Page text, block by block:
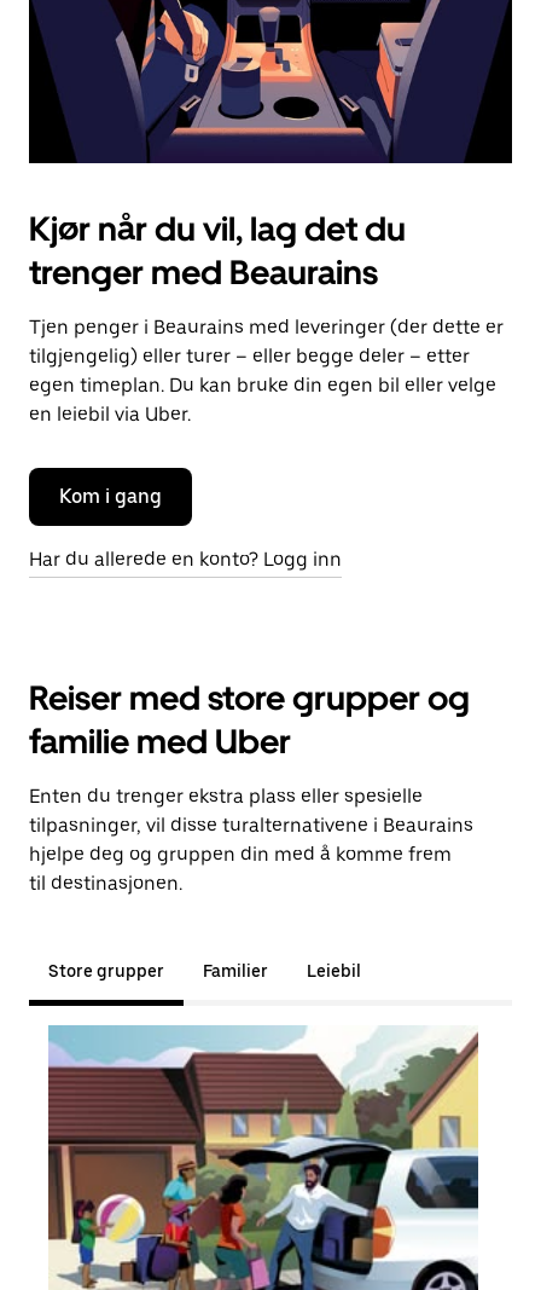
Kjør når du vil, lag det du
trenger med Beaurains
Tjen penger i Beaurains med leveringer (der dette er
tilgjengelig) eller turer – eller begge deler – etter
egen timeplan. Du kan bruke din egen bil eller velge
en leiebil via Uber.
Kom i gang
Har du allerede en konto? Logg inn
Reiser med store grupper og
familie med Uber
Enten du trenger ekstra plass eller spesielle
tilpasninger, vil disse turalternativene i Beaurains
hjelpe deg og gruppen din med å komme frem
til destinasjonen.
Store grupper Familier Leiebil